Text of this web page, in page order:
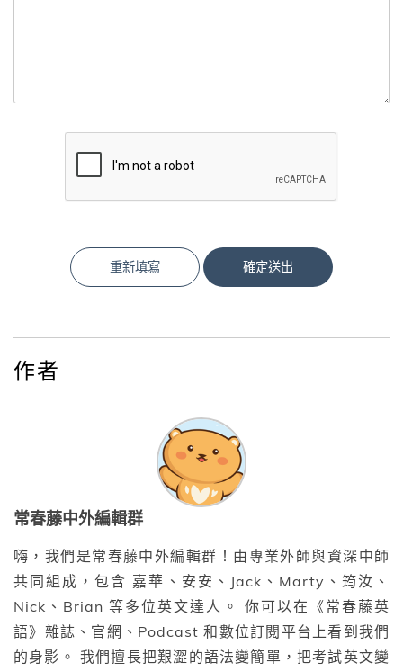
重新填寫 確定送出
作者
常春藤中外編輯群
嗨，我們是常春藤中外編輯群！由專業外師與資深中師
共同組成，包含 嘉華、安安、Jack、Marty、筠汝、
Nick、Brian 等多位英文達人。 你可以在《常春藤英
語》雜誌、官網、Podcast 和數位訂閱平台上看到我們
的身影。 我們擅長把艱澀的語法變簡單，把考試英文變